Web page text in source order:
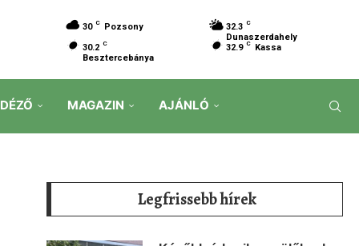
30 C Pozsony 32.3 C
Dunaszerdahely
30.2 C
Besztercebánya
32.9 C Kassa
MAGAZIN AJÁNLÓ
Legfrissebb hírek